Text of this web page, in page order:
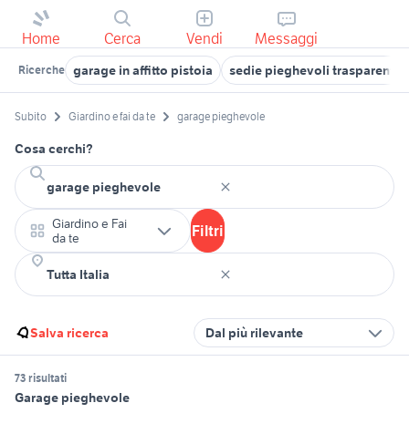
Home Cerca Vendi Messaggi
Ricerche garage in affitto pistoia sedie pieghevoli trasparenti
Subito Giardino e fai da te garage pieghevole
Cosa cerchi?
Giardino e Fai
da te
Filtri
Salva ricerca Dal più rilevante
73 risultati
Garage pieghevole